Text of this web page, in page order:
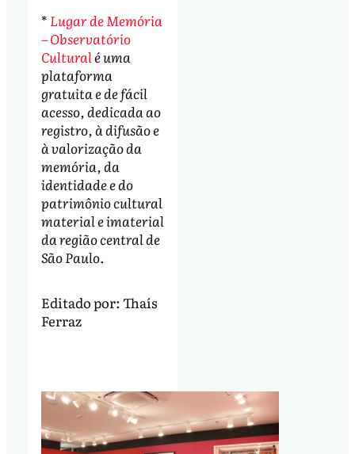
* Lugar de Memória
– Observatório
Culturalé uma
plataforma
gratuita e de fácil
acesso, dedicada ao
registro, à difusão e
à valorização da
memória, da
identidade e do
patrimônio cultural
material e imaterial
da região central de
São Paulo.
Editado por: Thaís
Ferraz